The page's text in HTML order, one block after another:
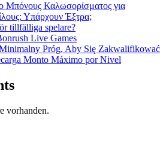
Μπόνους Καλωσορίσματος για
Υπάρχουν Έξτρα;
tillfälliga spelare?
Live Games
Próg, Aby Się Zakwalifikować
Monto Máximo por Nivel
vorhanden.